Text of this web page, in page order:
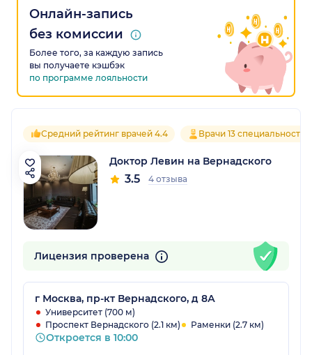
Онлайн-запись
без комиссии
Более того, за каждую запись
вы получаете кэшбэк
по программе лояльности
Средний рейтинг врачей 4.4 Врачи 13 специальностей
Доктор Левин на Вернадского
3.5 4 отзыва
Лицензия проверена
г Москва, пр-кт Вернадского, д 8А
Университет (700 м)
Проспект Вернадского (2.1 км)
Раменки (2.7 км)
Откроется в 10:00